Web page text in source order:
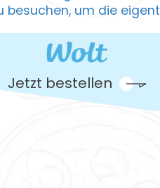
besuchen, um die
Jetzt bestellen